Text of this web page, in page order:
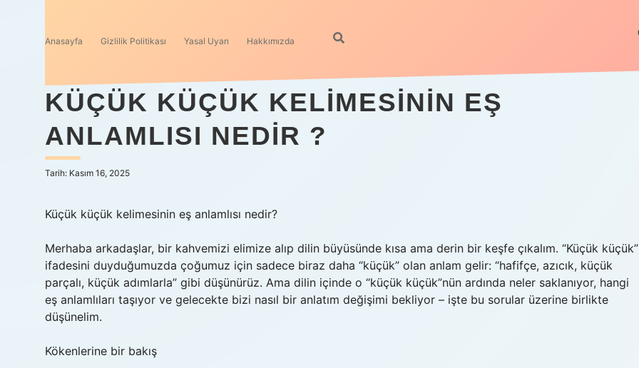
Anasayfa Gizlilik Politikası Yasal Uyarı Hakkımızda
KÜÇÜK KÜÇÜK KELIMESININ EŞ
ANLAMLISI NEDIR ?
Tarih: Kasım 16, 2025
Küçük küçük kelimesinin eş anlamlısı nedir?
Merhaba arkadaşlar, bir kahvemizi elimize alıp dilin büyüsünde kısa ama derin bir keşfe çıkalım. “Küçük küçük”
ifadesini duyduğumuzda çoğumuz için sadece biraz daha “küçük” olan anlam gelir: “hafifçe, azıcık, küçük
parçalı, küçük adımlarla” gibi düşünürüz. Ama dilin içinde o “küçük küçük”nün ardında neler saklanıyor, hangi
eş anlamlıları taşıyor ve gelecekte bizi nasıl bir anlatım değişimi bekliyor – işte bu sorular üzerine birlikte
düşünelim.
Kökenlerine bir bakış